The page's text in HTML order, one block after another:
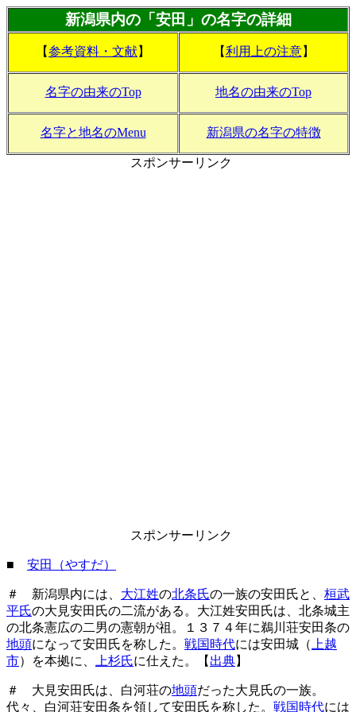
新潟県内の「安田」の名字の詳細
【参考資料・文献】 【利用上の注意】
名字の由来のTop 地名の由来のTop
名字と地名のMenu 新潟県の名字の特徴
スポンサーリンク
スポンサーリンク
■ 安田（やすだ）
＃ 新潟県内には、 大江姓の北条氏の一族の安田氏と、 桓武
平氏の大見安田氏の二流がある。大江姓安田氏は、北条城主
の北条憲広の二男の憲朝が祖。１３７４年に鵜川荘安田条の
地頭になって安田氏を称した。 戦国時代には安田城（ 上越
市）を本拠に、 上杉氏に仕えた。【 出典】
＃ 大見安田氏は、白河荘の地頭だった大見氏の一族。
代々、白河荘安田条を領して安田氏を称した。 戦国時代には